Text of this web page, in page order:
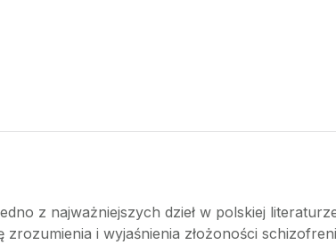
z najważniejszych dzieł w polskiej
i wyjaśnienia złożoności